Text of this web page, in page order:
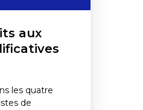
aux
les quatre
de